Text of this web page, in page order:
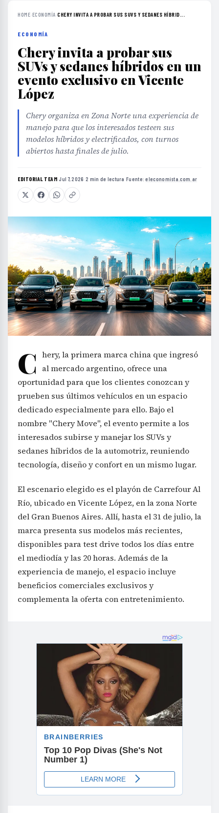
HOME›ECONOMÍA›CHERY INVITA A PROBAR SUS SUVS Y SEDANES HÍBRID...
ECONOMÍA
Chery invita a probar sus
SUVs y sedanes híbridos en un
evento exclusivo en Vicente
López
Chery organiza en Zona Norte una experiencia de
manejo para que los interesados testeen sus
modelos híbridos y electrificados, con turnos
abiertos hasta finales de julio.
EDITORIAL TEAM·Jul 7, 2026 ·2 min de lectura ·Fuente:eleconomista.com.ar
C hery, la primera marca china que ingresó
al mercado argentino, ofrece una
oportunidad para que los clientes conozcan y
prueben sus últimos vehículos en un espacio
dedicado especialmente para ello. Bajo el
nombre "Chery Move", el evento permite a los
interesados subirse y manejar los SUVs y
sedanes híbridos de la automotriz, reuniendo
tecnología, diseño y confort en un mismo lugar.
El escenario elegido es el playón de Carrefour Al
Río, ubicado en Vicente López, en la zona Norte
del Gran Buenos Aires. Allí, hasta el 31 de julio, la
marca presenta sus modelos más recientes,
disponibles para test drive todos los días entre
el mediodía y las 20 horas. Además de la
experiencia de manejo, el espacio incluye
beneficios comerciales exclusivos y
complementa la oferta con entretenimiento.